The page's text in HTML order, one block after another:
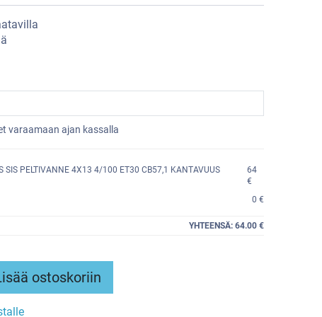
varaamaan ajan kassalla
SIS PELTIVANNE 4X13 4/100 ET30 CB57,1 KANTAVUUS
64
€
0 €
YHTEENSÄ: 64.00 €
ostoskoriin